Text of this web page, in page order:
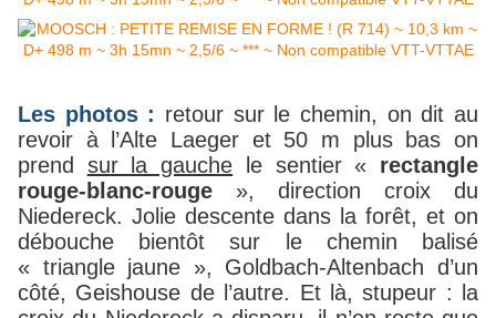
Les photos : retour sur le chemin, on dit au
revoir à l’Alte Laeger et 50 m plus bas on
prend sur la gauche le sentier « rectangle
rouge-blanc-rouge », direction croix du
Niedereck. Jolie descente dans la forêt, et on
débouche bientôt sur le chemin balisé
« triangle jaune », Goldbach-Altenbach d’un
côté, Geishouse de l’autre. Et là, stupeur : la